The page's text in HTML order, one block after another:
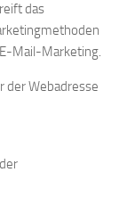
das
Mail-Marketing.
der Webadresse